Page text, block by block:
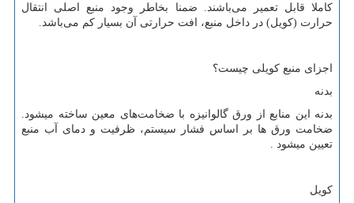
کاملا قابل تعمیر می‌باشند. ضمنا بخاطر وجود منبع اصلی انتقال
حرارت (کویل) در داخل منبع، افت حرارتی آن بسیار کم می‌باشد.
اجزای منبع کویلی چیست؟
بدنه
بدنه این منابع از ورق گالوانیزه با ضخامت‌های معین ساخته میشود.
ضخامت ورق ها بر اساس فشار سیستم، ظرفیت و دمای آب منبع
تعیین میشود .
کویل